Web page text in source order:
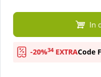
In
-20%34EXTRACode